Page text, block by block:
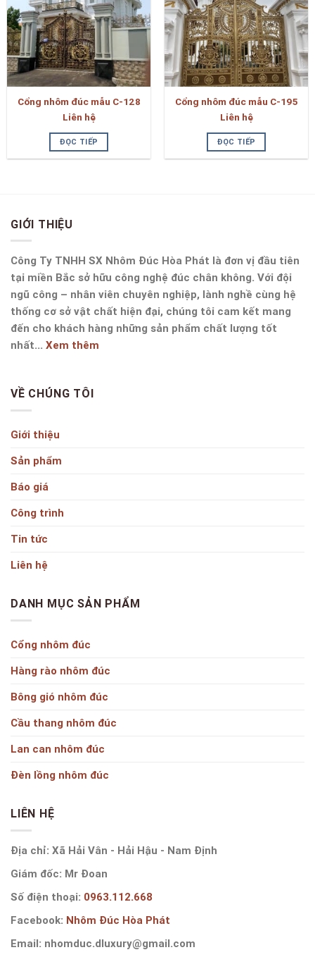
Cổng nhôm đúc mẫu C-128
Liên hệ
ĐỌC TIẾP
Cổng nhôm đúc mẫu C-195
Liên hệ
ĐỌC TIẾP
GIỚI THIỆU
Công Ty TNHH SX Nhôm Đúc Hòa Phát là đơn vị đầu tiên
tại miền Bắc sở hữu công nghệ đúc chân không. Với đội
ngũ công – nhân viên chuyên nghiệp, lành nghề cùng hệ
thống cơ sở vật chất hiện đại, chúng tôi cam kết mang
đến cho khách hàng những sản phẩm chất lượng tốt
nhất... Xem thêm
VỀ CHÚNG TÔI
Giới thiệu
Sản phẩm
Báo giá
Công trình
Tin tức
Liên hệ
DANH MỤC SẢN PHẨM
Cổng nhôm đúc
Hàng rào nhôm đúc
Bông gió nhôm đúc
Cầu thang nhôm đúc
Lan can nhôm đúc
Đèn lồng nhôm đúc
LIÊN HỆ
Địa chỉ: Xã Hải Vân - Hải Hậu - Nam Định
Giám đốc: Mr Đoan
Số điện thoại: 0963.112.668
Facebook: Nhôm Đúc Hòa Phát
Email: nhomduc.dluxury@gmail.com